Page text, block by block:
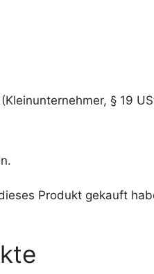
§ 19
Produkt gekauft